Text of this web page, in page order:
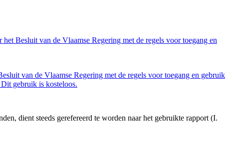
Besluit van de Vlaamse Regering met de regels voor toegang en
van de Vlaamse Regering met de regels voor toegang en gebruik
gebruik is kosteloos.
dient steeds gerefereerd te worden naar het gebruikte rapport (I.